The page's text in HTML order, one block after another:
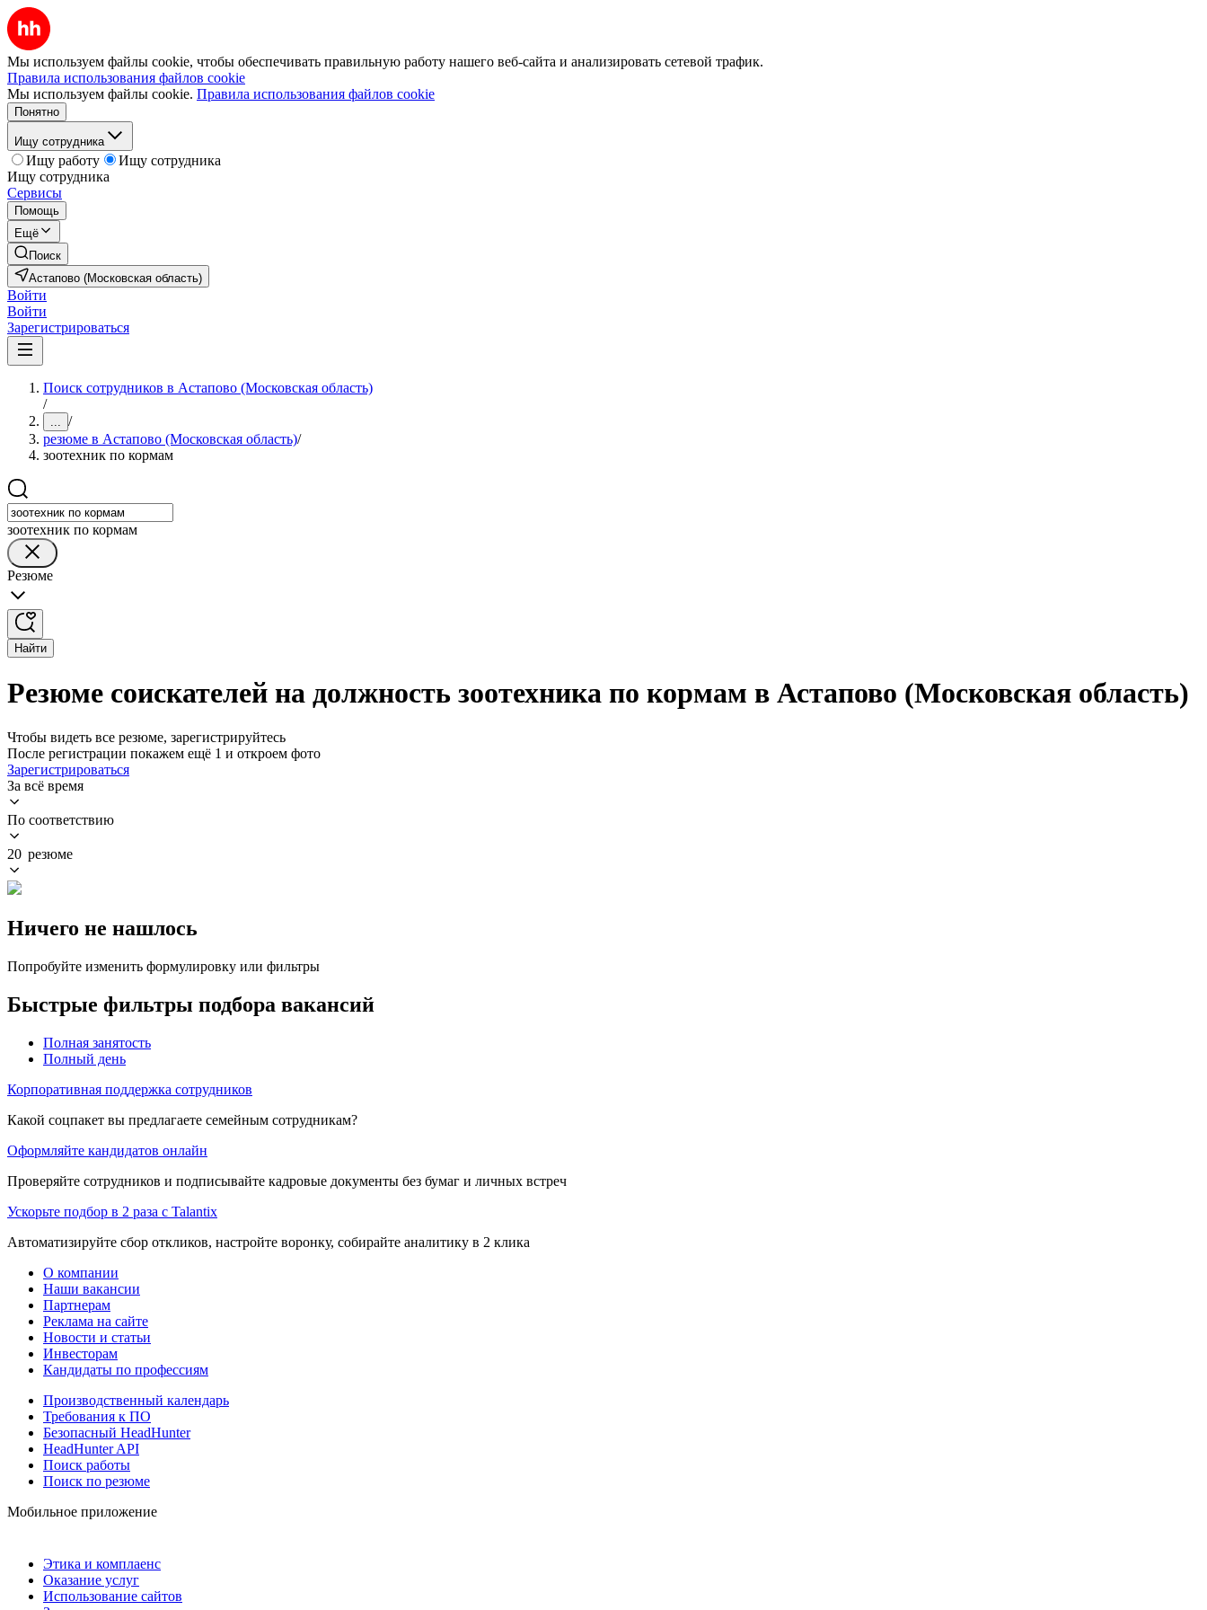
Мы используем файлы cookie, чтобы обеспечивать правильную работу нашего веб-сайта и анализировать сетевой трафик.
Правила использования файлов cookie
Мы используем файлы cookie. Правила использования файлов cookie
Понятно
Ищу сотрудника
Ищу работу
Ищу сотрудника
Ищу сотрудника
Сервисы
Помощь
Ещё
Поиск
Астапово (Московская область)
Войти
Войти
Зарегистрироваться
Поиск сотрудников в Астапово (Московская область)
/
... /
резюме в Астапово (Московская область)/
зоотехник по кормам
зоотехник по кормам
Резюме
Найти
Резюме соискателей на должность зоотехника по кормам в Астапово (Московская область)
Чтобы видеть все резюме, зарегистрируйтесь
После регистрации покажем ещё 1 и откроем фото
Зарегистрироваться
За всё время
По соответствию
20 резюме
Ничего не нашлось
Попробуйте изменить формулировку или фильтры
Быстрые фильтры подбора вакансий
Полная занятость
Полный день
Корпоративная поддержка сотрудников
Какой соцпакет вы предлагаете семейным сотрудникам?
Оформляйте кандидатов онлайн
Проверяйте сотрудников и подписывайте кадровые документы без бумаг и личных встреч
Ускорьте подбор в 2 раза с Talantix
Автоматизируйте сбор откликов, настройте воронку, собирайте аналитику в 2 клика
О компании
Наши вакансии
Партнерам
Реклама на сайте
Новости и статьи
Инвесторам
Кандидаты по профессиям
Производственный календарь
Требования к ПО
Безопасный HeadHunter
HeadHunter API
Поиск работы
Поиск по резюме
Мобильное приложение
Этика и комплаенс
Оказание услуг
Использование сайтов